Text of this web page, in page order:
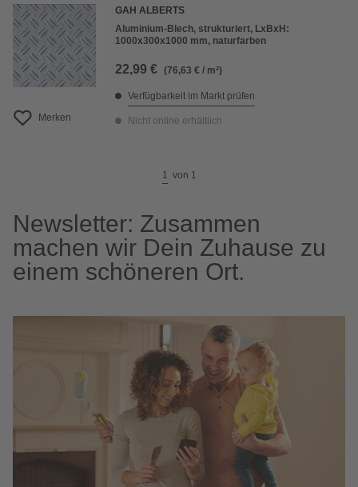
Merken
GAH ALBERTS
Aluminium-Blech, strukturiert, LxBxH:
1000x300x1000 mm, naturfarben
22,99 € (76,63 € / m²)
Verfügbarkeit im Markt prüfen
Nicht online erhältlich
1 von 1
Newsletter: Zusammen
machen wir Dein Zuhause zu
einem schöneren Ort.